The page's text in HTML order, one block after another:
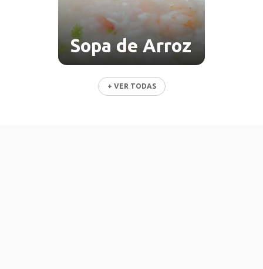
Sopa de Arroz
+ VER TODAS